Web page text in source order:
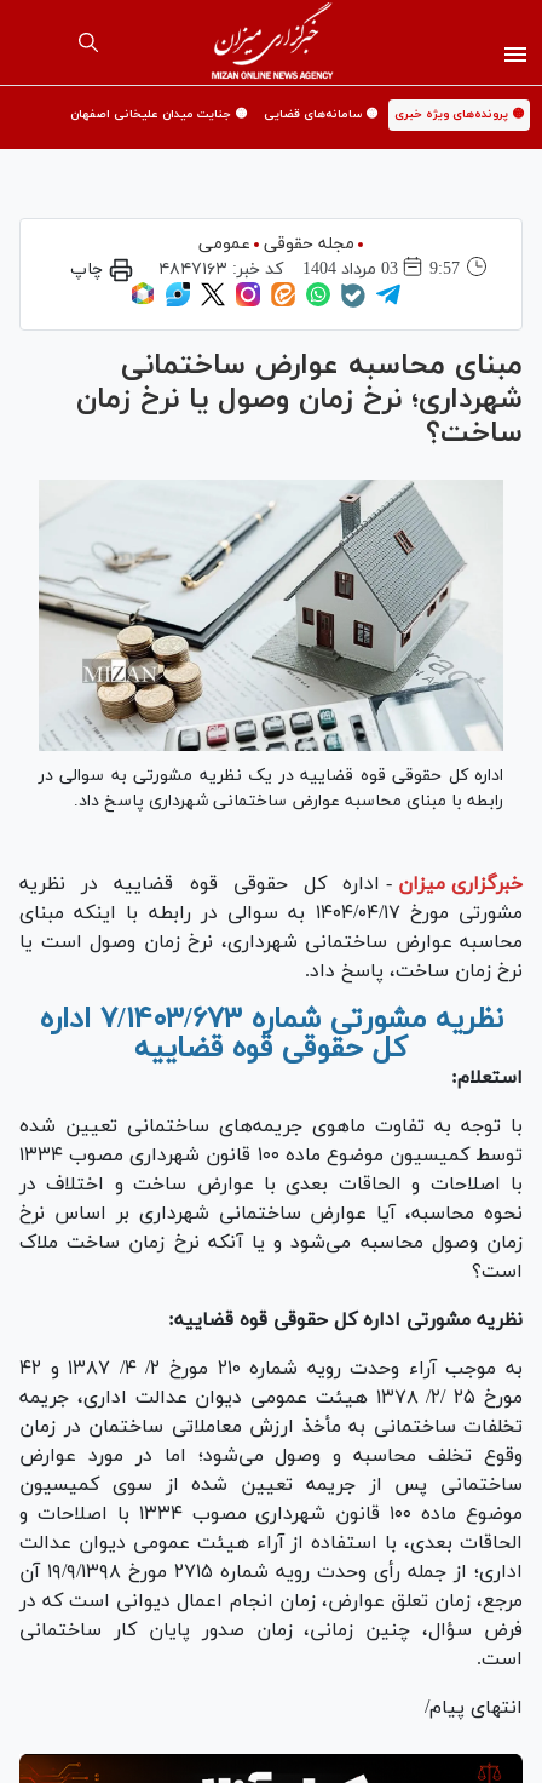
🟡 پرونده‌های ویژه خبری 🟡 سامانه‌های قضایی 🟡 جنایت میدان علیخانی اصفهان
مجله حقوقی
عمومی
9:57
03 مرداد 1404 کد خبر: ۴۸۴۷۱۶۳ چاپ
مبنای محاسبه عوارض ساختمانی
شهرداری؛ نرخ زمان وصول یا نرخ زمان
ساخت؟
اداره کل حقوقی قوه قضاییه در یک نظریه مشورتی به سوالی در
رابطه با مبنای محاسبه عوارض ساختمانی شهرداری پاسخ داد.
خبرگزاری میزان - اداره کل حقوقی قوه قضاییه در نظریه
مشورتی مورخ ۱۴۰۴/۰۴/۱۷ به سوالی در رابطه با اینکه مبنای
محاسبه عوارض ساختمانی شهرداری، نرخ زمان وصول است یا
نرخ زمان ساخت، پاسخ داد.
نظریه مشورتی شماره ۷/۱۴۰۳/۶۷۳ اداره
کل حقوقی قوه قضاییه
استعلام:
با توجه به تفاوت ماهوی جریمه‌های ساختمانی تعیین شده
توسط کمیسیون موضوع ماده ۱۰۰ قانون شهرداری مصوب ۱۳۳۴
با اصلاحات و الحاقات بعدی با عوارض ساخت و اختلاف در
نحوه محاسبه، آیا عوارض ساختمانی شهرداری بر اساس نرخ
زمان وصول محاسبه می‌شود و یا آنکه نرخ زمان ساخت ملاک
است؟
نظریه مشورتی اداره کل حقوقی قوه قضاییه:
به موجب آراء وحدت رویه شماره ۲۱۰ مورخ ۲/ ۴/ ۱۳۸۷ و ۴۲
مورخ ۲۵ /۲/ ۱۳۷۸ هیئت عمومی دیوان عدالت اداری، جریمه
تخلفات ساختمانی به مأخذ ارزش معاملاتی ساختمان در زمان
وقوع تخلف محاسبه و وصول می‌شود؛ اما در مورد عوارض
ساختمانی پس از جریمه تعیین شده از سوی کمیسیون
موضوع ماده ۱۰۰ قانون شهرداری مصوب ۱۳۳۴ با اصلاحات و
الحاقات بعدی، با استفاده از آراء هیئت عمومی دیوان عدالت
اداری؛ از جمله رأی وحدت رویه شماره ۲۷۱۵ مورخ ۱۹/۹/۱۳۹۸ آن
مرجع، زمان تعلق عوارض، زمان انجام اعمال دیوانی است که در
فرض سؤال، چنین زمانی، زمان صدور پایان کار ساختمانی
است.
انتهای پیام/